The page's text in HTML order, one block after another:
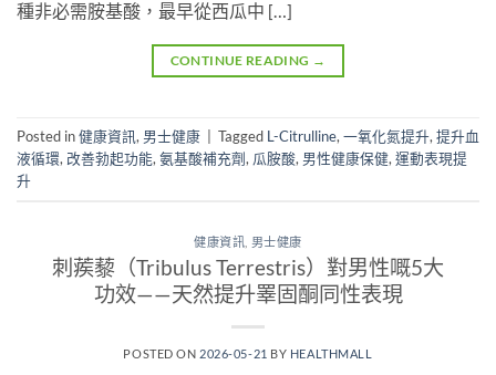
種非必需胺基酸，最早從西瓜中 […]
CONTINUE READING →
Posted in健康資訊, 男士健康 Tagged L-Citrulline,一氧化氮提升,提升血
液循環, 改善勃起功能,氨基酸補充劑, 瓜胺酸, 男性健康保健,運動表現提
升
健康資訊 男士健康
刺蒺藜（Tribulus Terrestris）對男性嘅5大
功效——天然提升睪固酮同性表現
POSTED ON 2026-05-21 BY HEALTHMALL